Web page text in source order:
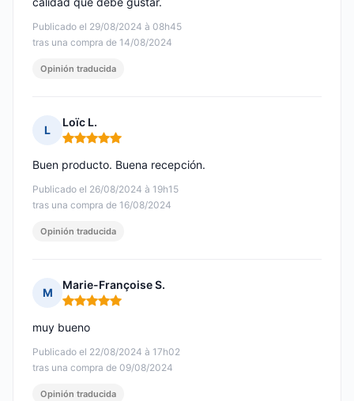
Publicado el 29/08/2024 à 08h45
tras una compra de 14/08/2024
Opinión traducida
L
Loïc L.
Nota: 5 de 5
Publicado el 26/08/2024 à 19h15
tras una compra de 16/08/2024
Buen producto. Buena recepción.
Opinión traducida
M
Marie-Françoise S.
Nota: 5 de 5
Publicado el 22/08/2024 à 17h02
tras una compra de 09/08/2024
muy bueno
Opinión traducida